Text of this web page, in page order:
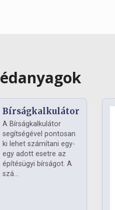
Bírságkalkulátor
A Bírságkalkulátor
segítségével pontosan
ki lehet számítani egy-
egy adott esetre az
építésügyi bírságot. A
szá...